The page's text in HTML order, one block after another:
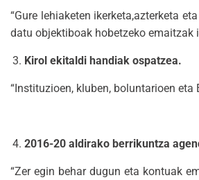
“Gure lehiaketen ikerketa,azterketa
datu objektiboak hobetzeko emaitzak
Kirol ekitaldi handiak ospatzea.
“Instituzioen, kluben, boluntarioen
2016-20 aldirako berrikuntza
“Zer egin behar dugun eta kontuak